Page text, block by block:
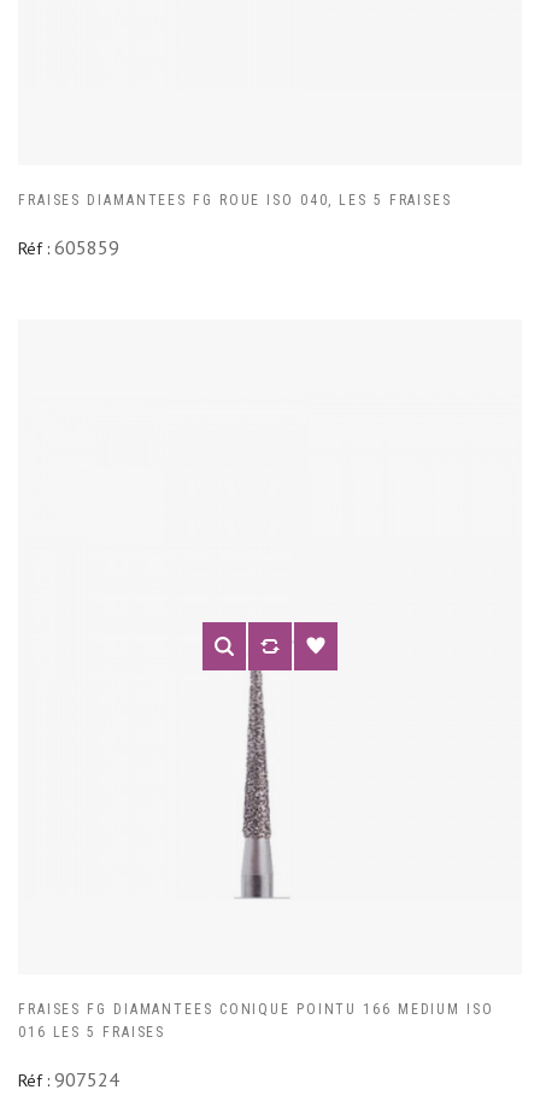
FRAISES DIAMANTEES FG ROUE ISO 040, LES 5 FRAISES
Réf : 605859
FRAISES FG DIAMANTEES CONIQUE POINTU 166 MEDIUM ISO
016 LES 5 FRAISES
Réf : 907524